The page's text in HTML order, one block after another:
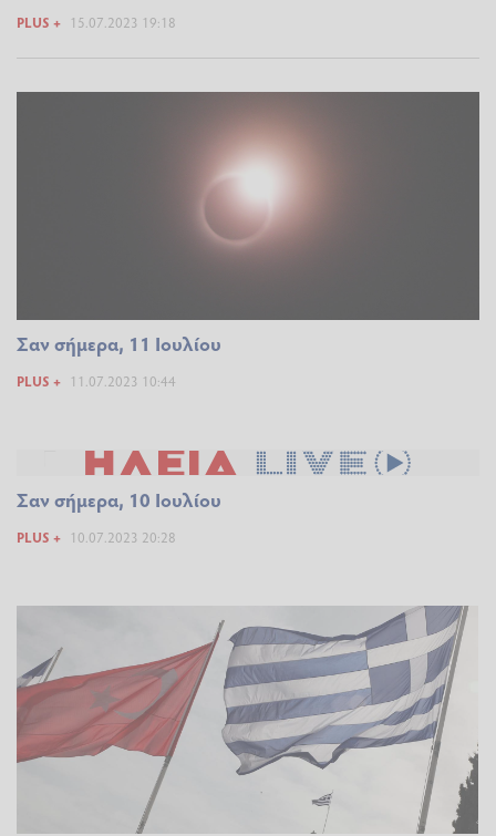
PLUS + 15.07.2023 19:18
Σαν σήμερα, 11 Ιουλίου
PLUS + 11.07.2023 10:44
Σαν σήμερα, 10 Ιουλίου
PLUS + 10.07.2023 20:28